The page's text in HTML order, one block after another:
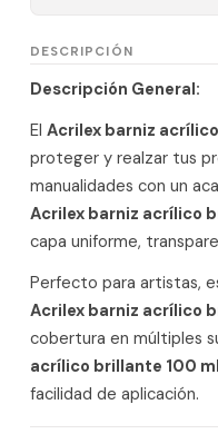
DESCRIPCIÓN
Descripción General:
El Acrilex barniz
proteger y realzar tus
manualidades con un
Acrilex barniz acrílico
capa uniforme,
Perfecto para artistas,
Acrilex barniz acrílico
cobertura en múltiples
acrílico brillante 100 ml
facilidad de aplicación.